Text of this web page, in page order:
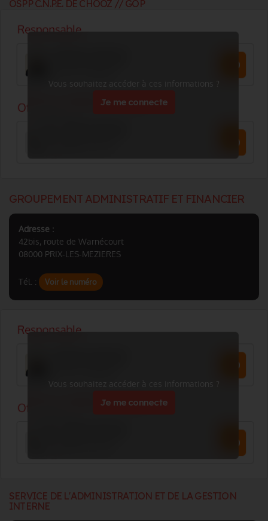
OSPP C.N.P.E. DE CHOOZ // GOP
Vous souhaitez accéder à ces informations ?
Je me connecte
GROUPEMENT ADMINISTRATIF ET FINANCIER
Adresse :
42bis, route de Warnécourt
08000 PRIX-LES-MEZIERES
Tél. : Voir le numéro
Vous souhaitez accéder à ces informations ?
Je me connecte
SERVICE DE L'ADMINISTRATION ET DE LA GESTION
INTERNE